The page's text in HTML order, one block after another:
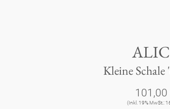
Kleine Schale
101,00
(Inkl. 19% MwSt.: